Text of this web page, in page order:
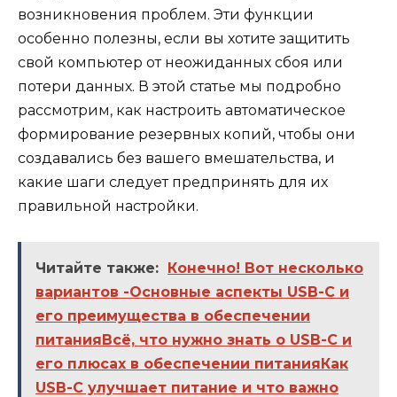
возникновения проблем. Эти функции
особенно полезны, если вы хотите защитить
свой компьютер от неожиданных сбоя или
потери данных. В этой статье мы подробно
рассмотрим, как настроить автоматическое
формирование резервных копий, чтобы они
создавались без вашего вмешательства, и
какие шаги следует предпринять для их
правильной настройки.
Читайте также: Конечно! Вот несколько
вариантов -Основные аспекты USB-C и
его преимущества в обеспечении
питанияВсё, что нужно знать о USB-C и
его плюсах в обеспечении питанияКак
USB-C улучшает питание и что важно